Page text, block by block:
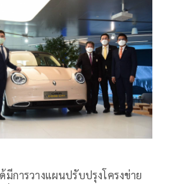
มีการวางแผนปรับปรุงโครงข่าย